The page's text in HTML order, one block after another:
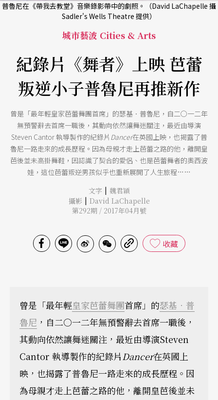
普魯尼在《帶我去教堂》音樂錄影帶中的劇照。（David LaChapelle 攝
Sadler's Wells Theatre 提供）
城市藝波 Cities & Arts
紀錄片《舞者》上映 芭蕾
叛逆小子普魯尼再推新作
曾是「最年輕皇家芭蕾舞團首席」的瑟基．普魯尼，自二○一二年
無預警辭去首席一職後，其動向依然讓舞迷關注，最近由導演
Steven Cantor 執導製作的紀錄片 Dancer在英國上映，也揭露了普
魯尼一路走來的成長歷程。因為母親才走上芭蕾之路的他，離開皇
芭後並未高掛舞鞋，因認識了契合的愛侶、也是芭蕾舞者的奧西波
娃，這位芭蕾叛逆男孩似乎也重新展開了人生旅程……
文字 | 魏君穎
攝影 | David LaChapelle
第292期 / 2017年04月號
收藏
曾是「最年輕皇家芭蕾舞團首席」的瑟基．普
魯尼 ，自二○一二年無預警辭去首席一職後，
其動向依然讓舞迷關注，最近由導演Steven
Cantor 執導製作的紀錄片 Dancer在英國上
映，也揭露了普魯尼一路走來的成長歷程。因
為母親才走上芭蕾之路的他，離開皇芭後並未